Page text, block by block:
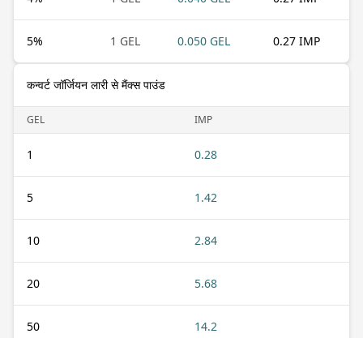
5% 1 GEL 0.050 GEL 0.27 IMP
कन्वर्ट जॉर्जियन लारी से मैंक्स पाउंड
GEL IMP
1 0.28
5 1.42
10 2.84
20 5.68
50 14.2